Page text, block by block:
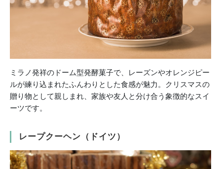
ミラノ発祥のドーム型発酵菓子で、レーズンやオレンジピー
ルが練り込まれたふんわりとした食感が魅力。クリスマスの
贈り物として親しまれ、家族や友人と分け合う象徴的なスイ
ーツです。
レープクーヘン（ドイツ）